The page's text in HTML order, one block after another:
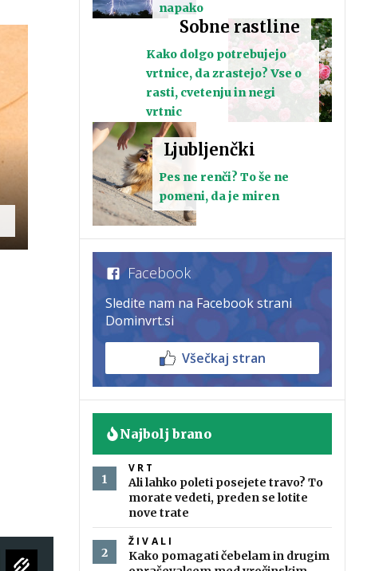
napako
Sobne rastline
Kako dolgo potrebujejo
vrtnice, da zrastejo? Vse o
rasti, cvetenju in negi
vrtnic
Ljubljenčki
Pes ne renči? To še ne
pomeni, da je miren
Facebook
Sledite nam na Facebook strani
Dominvrt.si
Všečkaj stran
Najbolj brano
VRT
Ali lahko poleti posejete travo? To
morate vedeti, preden se lotite
nove trate
ŽIVALI
Kako pomagati čebelam in drugim